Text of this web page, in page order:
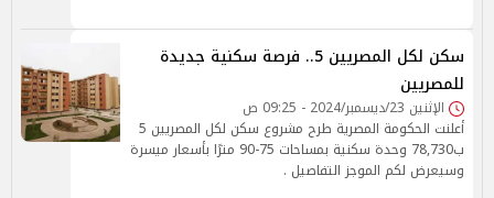
سكن لكل المصريين 5.. فرصة سكنية جديدة
للمصريين
الإثنين 23/ديسمبر/2024 - 09:25 ص
أعلنت الحكومة المصرية طرح مشروع سكن لكل المصريين 5
ب78,730 وحدة سكنية بمساحات 75-90 مترًا بأسعار ميسرة
وسيعرض لكم الموجز التفاصيل .